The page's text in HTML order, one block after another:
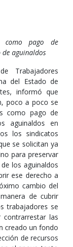
como pago de
aguinaldos
Trabajadores
del Estado de
informó que
poco a poco se
como pago de
aguinaldos en
los sindicatos
se solicitan ya
para preservar
los aguinaldos
ese derecho a
cambio del
de cubrir
trabajadores se
las
creado un fondo
de recursos